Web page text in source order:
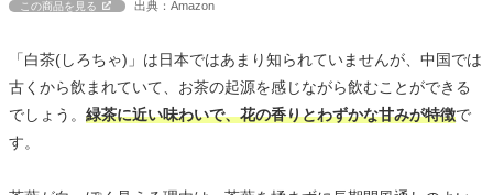
この商品を見る 出典：Amazon
「白茶(しろちゃ)」は日本ではあまり知られていませんが、中国では
古くから飲まれていて、お茶の起源を感じながら飲むことができる
でしょう。 緑茶に近い味わいで、花の香りとわずかな甘みが特徴で
す。